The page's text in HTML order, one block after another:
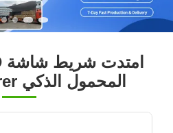
المحمول الذكي manufacturer